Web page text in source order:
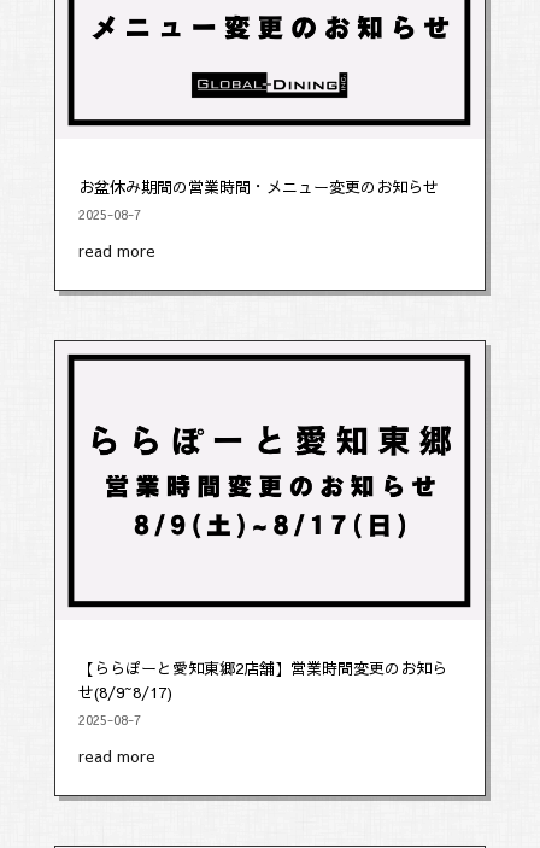
お盆休み期間の営業時間・メニュー変更のお知らせ
2025-08-7
read more
【ららぽーと愛知東郷2店舗】営業時間変更のお知ら
せ(8/9~8/17)
2025-08-7
read more